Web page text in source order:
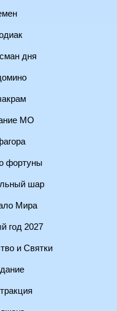
дня
МО
фортуны
шар
Мира
год 2027
и Святки